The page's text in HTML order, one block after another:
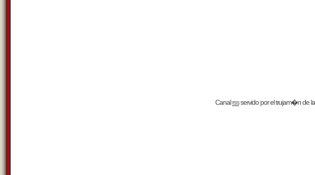
Canalrssservido por eltrujam�nde